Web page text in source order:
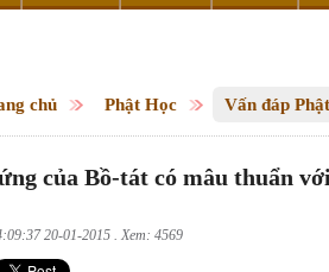
chủ Phật Học Vấn đáp
của Bồ-tát có mâu thuẩn
20-01-2015 . Xem: 4569